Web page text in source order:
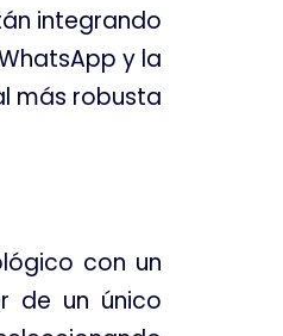
integrando
y la
más robusta
con un
de un único